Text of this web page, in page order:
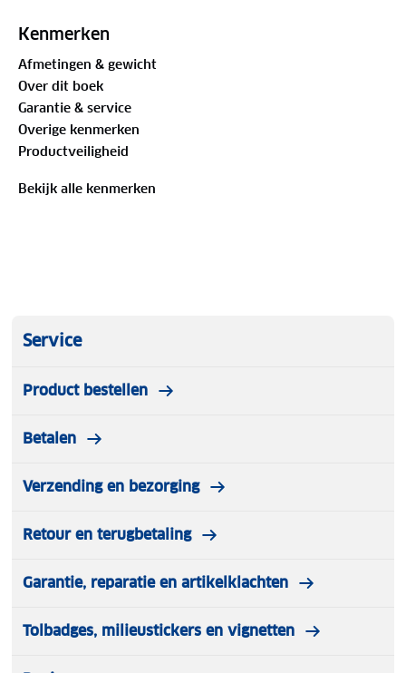
mogelijk onverhard • Uitsluitend routes uit
routekaartjes • Landschapsfoto’s & historische
illustraties • Downloadbare GPS-tracks
Kenmerken
Afmetingen & gewicht
Over dit boek
Garantie & service
Overige kenmerken
Productveiligheid
Bekijk alle kenmerken
Service
Product bestellen
Betalen
Verzending en bezorging
Retour en terugbetaling
Garantie, reparatie en artikelklachten
Tolbadges, milieustickers en vignetten